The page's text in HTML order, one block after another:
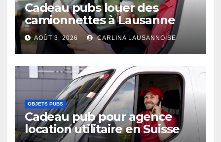
Cadeau pubs louer des
camionnettes à Lausanne
AOÛT 3, 2026 CARLINA LAUSANNOISE
OBJETS PUBS
Cadeau pub pour agence
location utilitaire en Suisse